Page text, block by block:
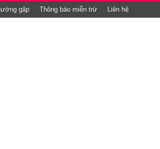
gặp Thông báo miễn trừ Liên hệ